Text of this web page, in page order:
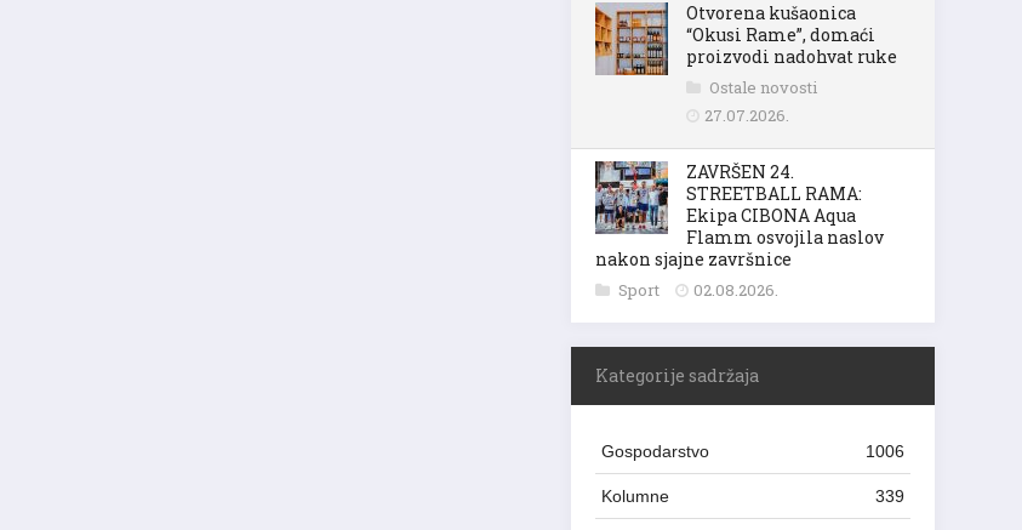
Otvorena kušaonica
“Okusi Rame”, domaći
proizvodi nadohvat ruke
Ostale novosti
27.07.2026.
ZAVRŠEN 24.
STREETBALL RAMA:
Ekipa CIBONA Aqua
Flamm osvojila naslov
nakon sjajne završnice
Sport 02.08.2026.
Kategorije sadržaja
Gospodarstvo 1006
Kolumne 339